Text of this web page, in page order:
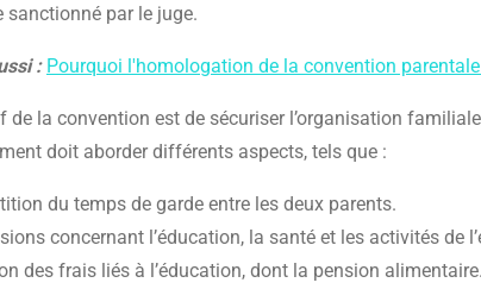
sanctionné par le juge.
: Pourquoi l'homologation de la convention
de la convention est de sécuriser l’organisation
doit aborder différents aspects, tels que :
du temps de garde entre les deux parents.
concernant l’éducation, la santé et les activités de
des frais liés à l’éducation, dont la pension alimentaire.